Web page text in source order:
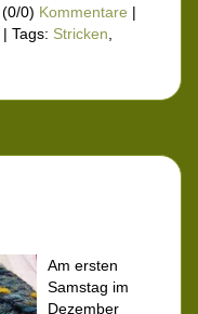
(0/0) Kommentare |
| Tags: Stricken,
Am ersten
Samstag im
Dezember